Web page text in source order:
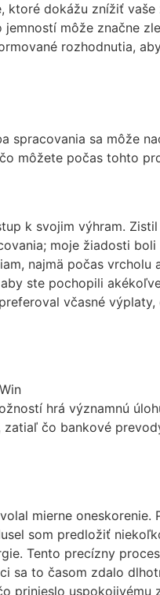
ktoré dokážu znížiť vaše
môže značne
rozhodnutia,
spracovania sa môže
môžete počas tohto
k svojim výhram.
moje žiadosti boli
najmä počas vrcholu
ste pochopili
včasné
hrá významnú
čo bankové
mierne oneskorenie.
som predložiť
Tento precízny
sa to časom zdalo
prinieslo uspokojivému